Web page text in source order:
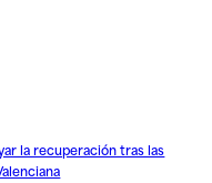
la recuperación tras las